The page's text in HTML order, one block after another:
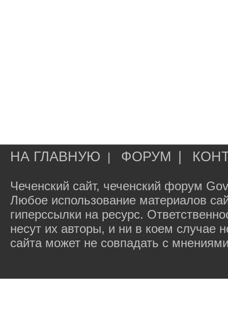
НА ГЛАВНУЮ | ФОРУМ
Чеченский сайт, чеченский форум
Любое использование материалов
гиперссылки на ресурс.
несут их авторы, и ни в коем случае
сайта может не совпадать с